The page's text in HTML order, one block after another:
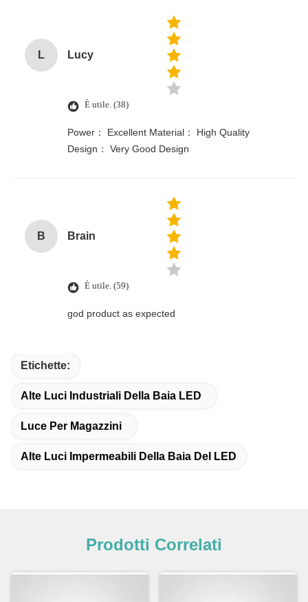
L Lucy
È utile. (38)
Power： Excellent Material： High Quality
Design： Very Good Design
B Brain
È utile. (59)
god product as expected
Etichette:
Alte Luci Industriali Della Baia LED
Luce Per Magazzini
Alte Luci Impermeabili Della Baia Del LED
Prodotti Correlati